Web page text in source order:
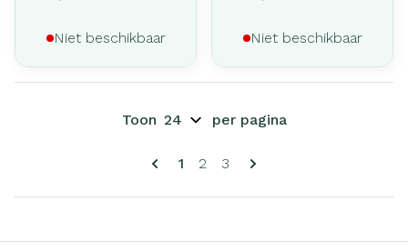
Niet beschikbaar Niet beschikbaar
Pagina's
U lees momenteel pagina
1 Pagina
2 Pagina
3
Toon per pagina